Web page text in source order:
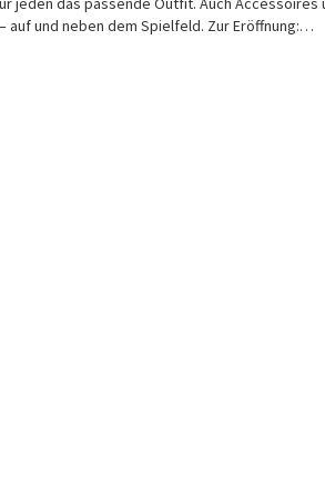
und neben dem Spielfeld. Zur Eröffnung:…